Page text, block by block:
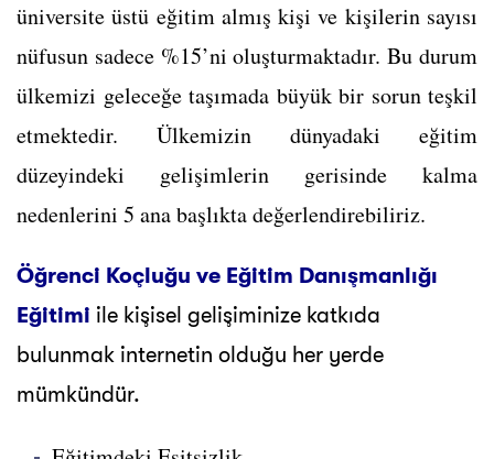
üniversite üstü eğitim almış kişi ve kişilerin sayısı
nüfusun sadece %15’ni oluşturmaktadır. Bu durum
ülkemizi geleceğe taşımada büyük bir sorun teşkil
etmektedir. Ülkemizin dünyadaki eğitim
düzeyindeki gelişimlerin gerisinde kalma
nedenlerini 5 ana başlıkta değerlendirebiliriz.
Öğrenci Koçluğu ve Eğitim Danışmanlığı
Eğitimi ile kişisel gelişiminize katkıda
bulunmak internetin olduğu her yerde
mümkündür.